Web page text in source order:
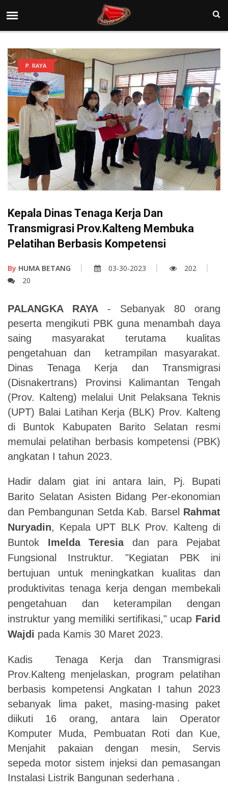
P. RAYA
Kepala Dinas Tenaga Kerja Dan
Transmigrasi Prov.Kalteng Membuka
Pelatihan Berbasis Kompetensi
By HUMA BETANG 03-30-2023
202
20
PALANGKA RAYA - Sebanyak 80 orang
peserta mengikuti PBK guna menambah daya
saing masyarakat terutama kualitas
pengetahuan dan ketrampilan masyarakat.
Dinas Tenaga Kerja dan Transmigrasi
(Disnakertrans) Provinsi Kalimantan Tengah
(Prov. Kalteng) melalui Unit Pelaksana Teknis
(UPT) Balai Latihan Kerja (BLK) Prov. Kalteng
di Buntok Kabupaten Barito Selatan resmi
memulai pelatihan berbasis kompetensi (PBK)
angkatan I tahun 2023.
Hadir dalam giat ini antara lain, Pj. Bupati
Barito Selatan Asisten Bidang Per-ekonomian
dan Pembangunan Setda Kab. Barsel Rahmat
Nuryadin, Kepala UPT BLK Prov. Kalteng di
Buntok Imelda Teresiadan para Pejabat
Fungsional Instruktur. "Kegiatan PBK ini
bertujuan untuk meningkatkan kualitas dan
produktivitas tenaga kerja dengan membekali
pengetahuan dan keterampilan dengan
instruktur yang memiliki sertifikasi," ucap Farid
Wajdi pada Kamis 30 Maret 2023.
Kadis
Tenaga Kerja dan Transmigrasi
Prov.Kalteng menjelaskan, program pelatihan
berbasis kompetensi Angkatan I tahun 2023
sebanyak lima paket, masing-masing
paket
diikuti 16 orang, antara lain Operator
Komputer Muda, Pembuatan Roti dan Kue,
Menjahit pakaian dengan mesin, Servis
sepeda motor sistem injeksi dan pemasangan
Instalasi Listrik Bangunan sederhana .